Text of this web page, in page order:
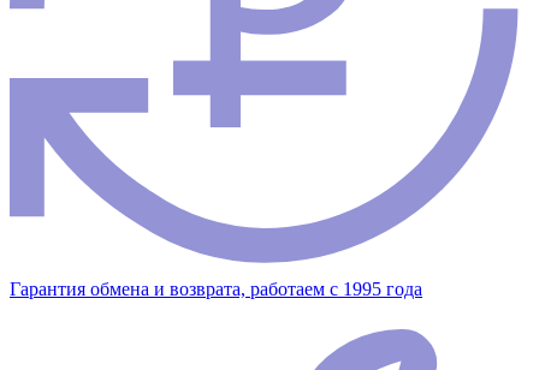
Гарантия обмена и возврата, работаем с 1995 года